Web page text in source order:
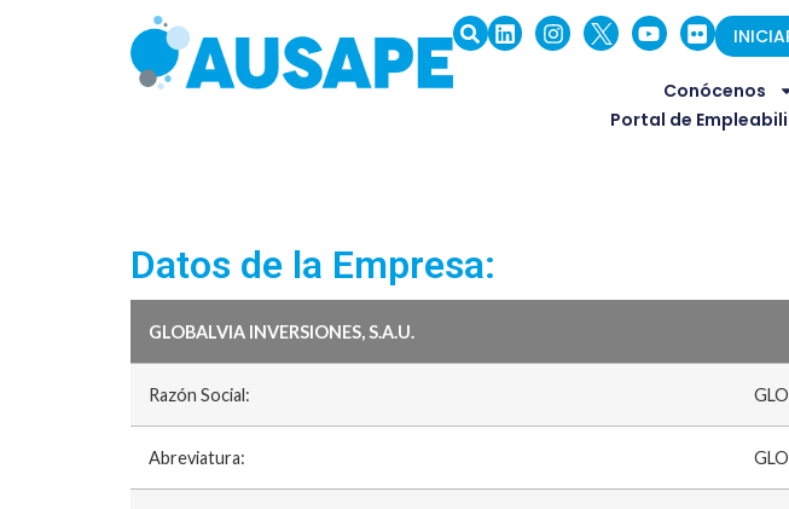
Conócenos
Portal de
Datos de la Empresa:
GLOBALVIA INVERSIONES, S.A.U.
Razón Social:
Abreviatura: